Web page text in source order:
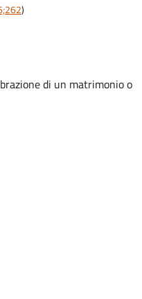
)
di un matrimonio o